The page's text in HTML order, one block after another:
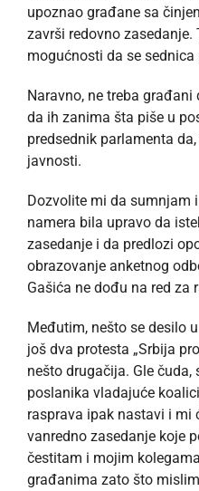
upoznao građane sa
završi redovno
mogućnosti da se sednica
Naravno, ne treba građani
da ih zanima šta piše u
predsednik parlamenta
javnosti.
Dozvolite mi da sumnjam
namera bila upravo da
zasedanje i da predlozi
obrazovanje anketnog
Gašića ne dođu na red za
Međutim, nešto se desilo
još dva protesta „Srbija
nešto drugačija. Gle
poslanika vladajuće
rasprava ipak nastavi i mi
vanredno zasedanje koje
čestitam i mojim
građanima zato što